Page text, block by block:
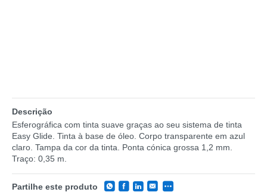
Descrição
Esferográfica com tinta suave graças ao seu sistema de tinta
Easy Glide. Tinta à base de óleo. Corpo transparente em azul
claro. Tampa da cor da tinta. Ponta cónica grossa 1,2 mm.
Traço: 0,35 m.
Partilhe este produto